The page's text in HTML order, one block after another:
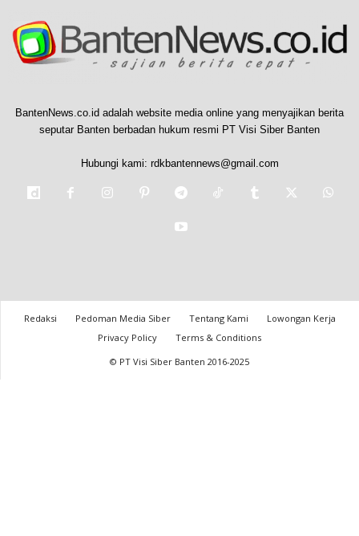
BantenNews.co.id adalah website media online yang menyajikan berita
seputar Banten berbadan hukum resmi PT Visi Siber Banten
Hubungi kami: rdkbantennews@gmail.com
Redaksi Pedoman Media Siber Tentang Kami
Lowongan Kerja
Privacy Policy
Terms & Conditions
© PT Visi Siber Banten 2016-2025